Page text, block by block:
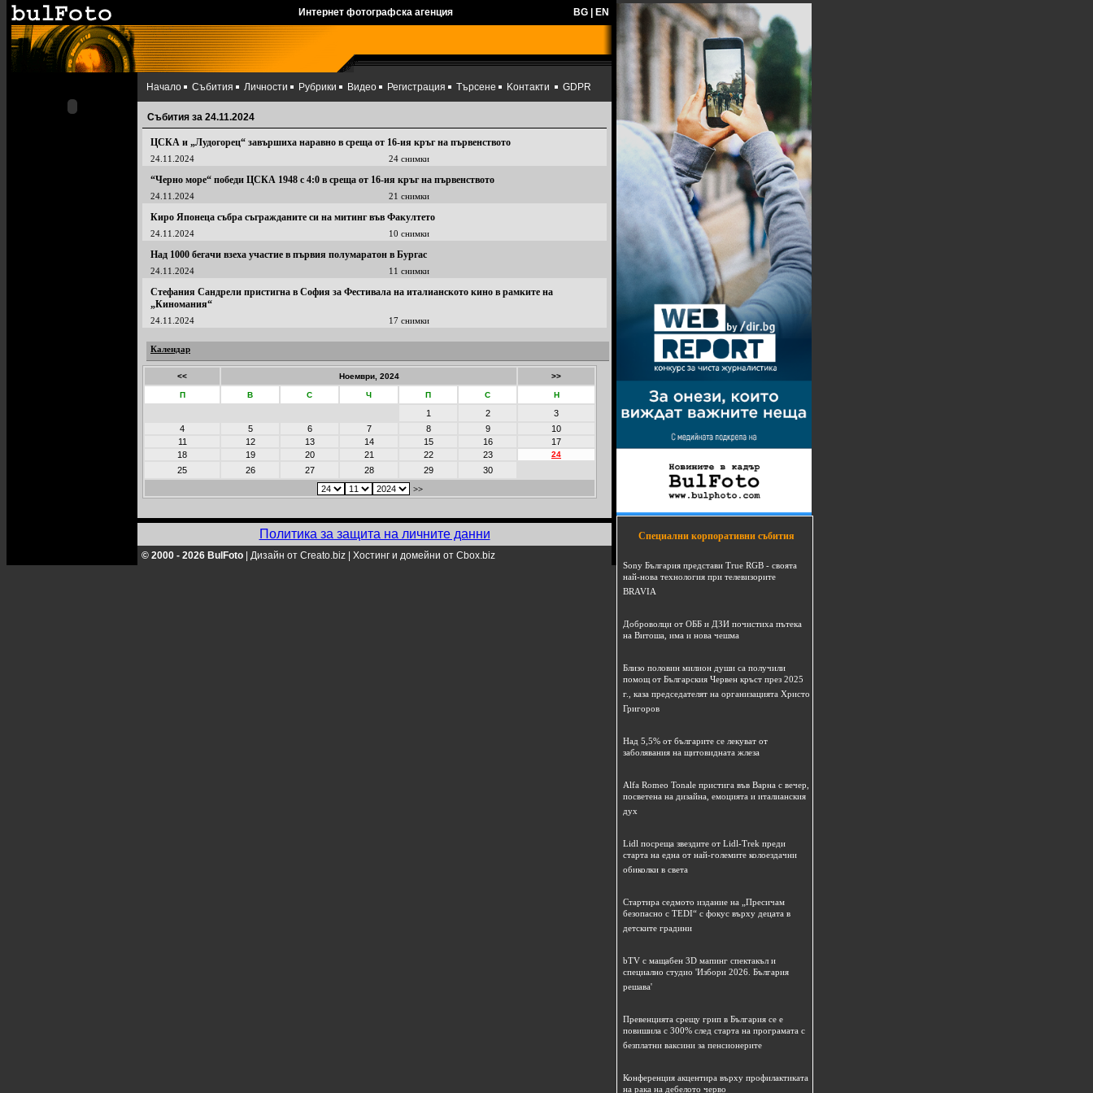
Интернет фотографска агенция BG EN
Начало Събития Личности Рубрики Видео Регистрация Търсене Kонтакти GDPR
Събития за 24.11.2024
ЦСКА и „Лудогорец“ завършиха наравно в среща от 16-ия кръг на първенството
24.11.2024 24 снимки
“Черно море“ победи ЦСКА 1948 с 4:0 в среща от 16-ия кръг на първенството
24.11.2024 21 снимки
Киро Японеца събра съгражданите си на митинг във Факултето
24.11.2024 10 снимки
Над 1000 бегачи взеха участие в първия полумаратон в Бургас
24.11.2024 11 снимки
Стефания Сандрели пристигна в София за Фестивала на италианското кино в рамките на
„Киномания“
24.11.2024 17 снимки
Календар
<< Ноември, 2024 >>
П В С Ч П С Н
1 2
3
4
5 6 7 8 9
10
11
12 13 14 15 16
17
18
19 20 21 22 23 24
25 26 27 28 29
30
>>
Политика за защита на личните данни
© 2000 - 2026 BulFoto Дизайн от Creato.biz Хостинг и домейни от Cbox.biz
Специални корпоративни събития
Sony България представи True RGB - своята
най-нова технология при телевизорите
BRAVIA
Доброволци от ОББ и ДЗИ почистиха пътека
на Витоша, има и нова чешма
Близо половин милион души са получили
помощ от Българския Червен кръст през 2025
г., каза председателят на организацията Христо
Григоров
Над 5,5% от българите се лекуват от
заболявания на щитовидната жлеза
Alfa Romeo Tonale пристига във Варна с вечер,
посветена на дизайна, емоцията и италианския
дух
Lidl посреща звездите от Lidl-Trek преди
старта на една от най-големите колоездачни
обиколки в света
Стартира седмото издание на „Пресичам
безопасно с TEDI“ с фокус върху децата в
детските градини
bTV с мащабен 3D мапинг спектакъл и
специално студио 'Избори 2026. България
решава'
Превенцията срещу грип в България се е
повишила с 300% след старта на програмата с
безплатни ваксини за пенсионерите
Конференция акцентира върху профилактиката